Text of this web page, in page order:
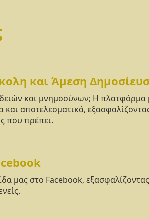
και Άμεση
και μνημοσύνων; Η πλατφόρμα
αποτελεσματικά,
που πρέπει.
μας στο Facebook,